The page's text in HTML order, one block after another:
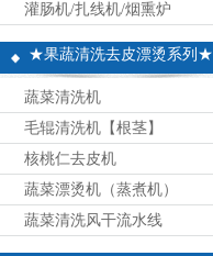
灌肠机/扎线机/烟熏炉
★果蔬清洗去皮漂烫系列★
蔬菜清洗机
毛辊清洗机【根茎】
核桃仁去皮机
蔬菜漂烫机（蒸煮机）
蔬菜清洗风干流水线